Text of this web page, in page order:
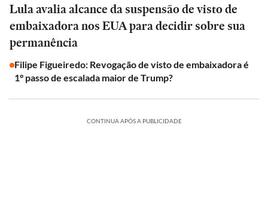
Lula avalia alcance da suspensão de visto de
embaixadora nos EUA para decidir sobre sua
permanência
Filipe Figueiredo: Revogação de visto de embaixadora é
1° passo de escalada maior de Trump?
CONTINUA APÓS A PUBLICIDADE